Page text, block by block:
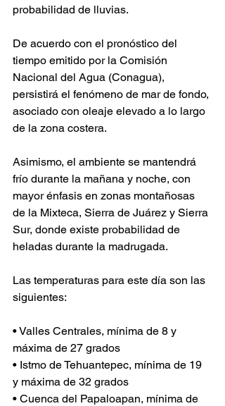
probabilidad de lluvias.
De acuerdo con el pronóstico del
tiempo emitido por la Comisión
Nacional del Agua (Conagua),
persistirá el fenómeno de mar de fondo,
asociado con oleaje elevado a lo largo
de la zona costera.
Asimismo, el ambiente se mantendrá
frío durante la mañana y noche, con
mayor énfasis en zonas montañosas
de la Mixteca, Sierra de Juárez y Sierra
Sur, donde existe probabilidad de
heladas durante la madrugada.
Las temperaturas para este día son las
siguientes:
• Valles Centrales, mínima de 8 y
máxima de 27 grados
• Istmo de Tehuantepec, mínima de 19
y máxima de 32 grados
• Cuenca del Papaloapan, mínima de